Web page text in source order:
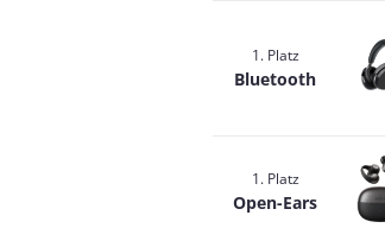
1. Platz
Bluetooth
1. Platz
Open-Ears